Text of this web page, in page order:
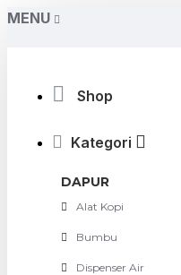
MENU
Shop
Kategori
DAPUR
Alat Kopi
Bumbu
Dispenser Air